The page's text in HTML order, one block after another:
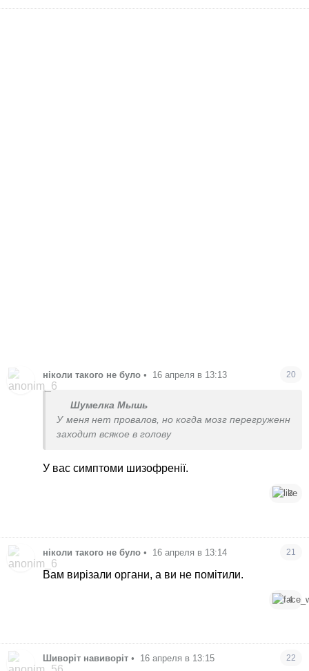
ніколи такого не було • 16 апреля в 13:13 20
Шумелка Мышь
У меня нет провалов, но когда мозг перегруженн
заходит всякое в голову
У вас симптоми шизофренії.
3
ніколи такого не було • 16 апреля в 13:14 21
Вам вирізали органи, а ви не помітили.
4
Шиворіт навиворіт • 16 апреля в 13:15 22